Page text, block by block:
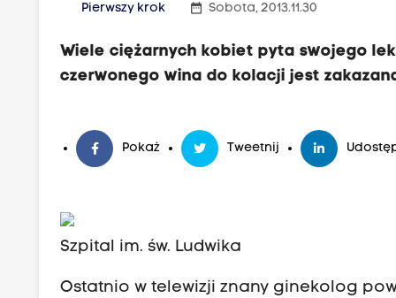
Pierwszy krok date_range Sobota, 2013.11.30
Wiele ciężarnych kobiet pyta swojego
czerwonego wina do kolacji jest
Pokaż Tweetnij
Szpital im. św. Ludwika
Ostatnio w telewizji znany ginekolog